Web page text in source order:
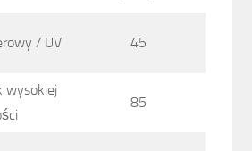
/ UV 45
wysokiej
85